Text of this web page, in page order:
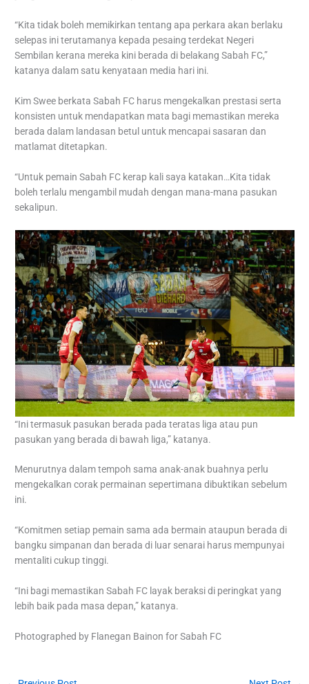
“Kita tidak boleh memikirkan tentang apa perkara akan berlaku
selepas ini terutamanya kepada pesaing terdekat Negeri
Sembilan kerana mereka kini berada di belakang Sabah FC,”
katanya dalam satu kenyataan media hari ini.
Kim Swee berkata Sabah FC harus mengekalkan prestasi serta
konsisten untuk mendapatkan mata bagi memastikan mereka
berada dalam landasan betul untuk mencapai sasaran dan
matlamat ditetapkan.
“Untuk pemain Sabah FC kerap kali saya katakan…Kita tidak
boleh terlalu mengambil mudah dengan mana-mana pasukan
sekalipun.
“Ini termasuk pasukan berada pada teratas liga atau pun
pasukan yang berada di bawah liga,” katanya.
Menurutnya dalam tempoh sama anak-anak buahnya perlu
mengekalkan corak permainan sepertimana dibuktikan sebelum
ini.
“Komitmen setiap pemain sama ada bermain ataupun berada di
bangku simpanan dan berada di luar senarai harus mempunyai
mentaliti cukup tinggi.
“Ini bagi memastikan Sabah FC layak beraksi di peringkat yang
lebih baik pada masa depan,” katanya.
Photographed by Flanegan Bainon for Sabah FC